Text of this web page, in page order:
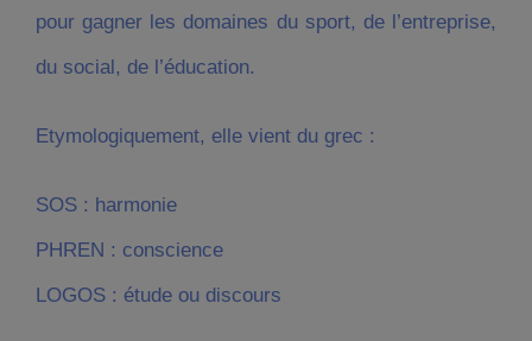
pour gagner les domaines du sport, de l’entreprise,
du social, de l’éducation.
Etymologiquement, elle vient du grec :
SOS : harmonie
PHREN : conscience
LOGOS : étude ou discours